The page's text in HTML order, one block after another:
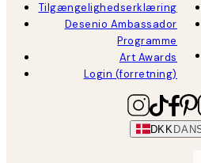
Tilgængelighedserklæring
Desenio Ambassador
Programme
Art Awards
Login (forretning)
DKK